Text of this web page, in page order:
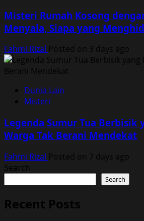
Misteri Rumah Kosong
Menyala, Siapa yang
Fahmi Rizal Posted on 3 days ago
Dunia Lain
Misteri
Legenda Sumur Tua Berbisik
Warga Tak Berani Mendekat
Fahmi Rizal Posted on 7 days ago
Search
Search
Recent Posts